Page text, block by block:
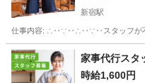
新宿駅
仕事内容: ∴‥∵‥∴‥∵‥スタッフが不
東京 新宿区 新宿駅 そ
家事代行スタ
時給1,600円